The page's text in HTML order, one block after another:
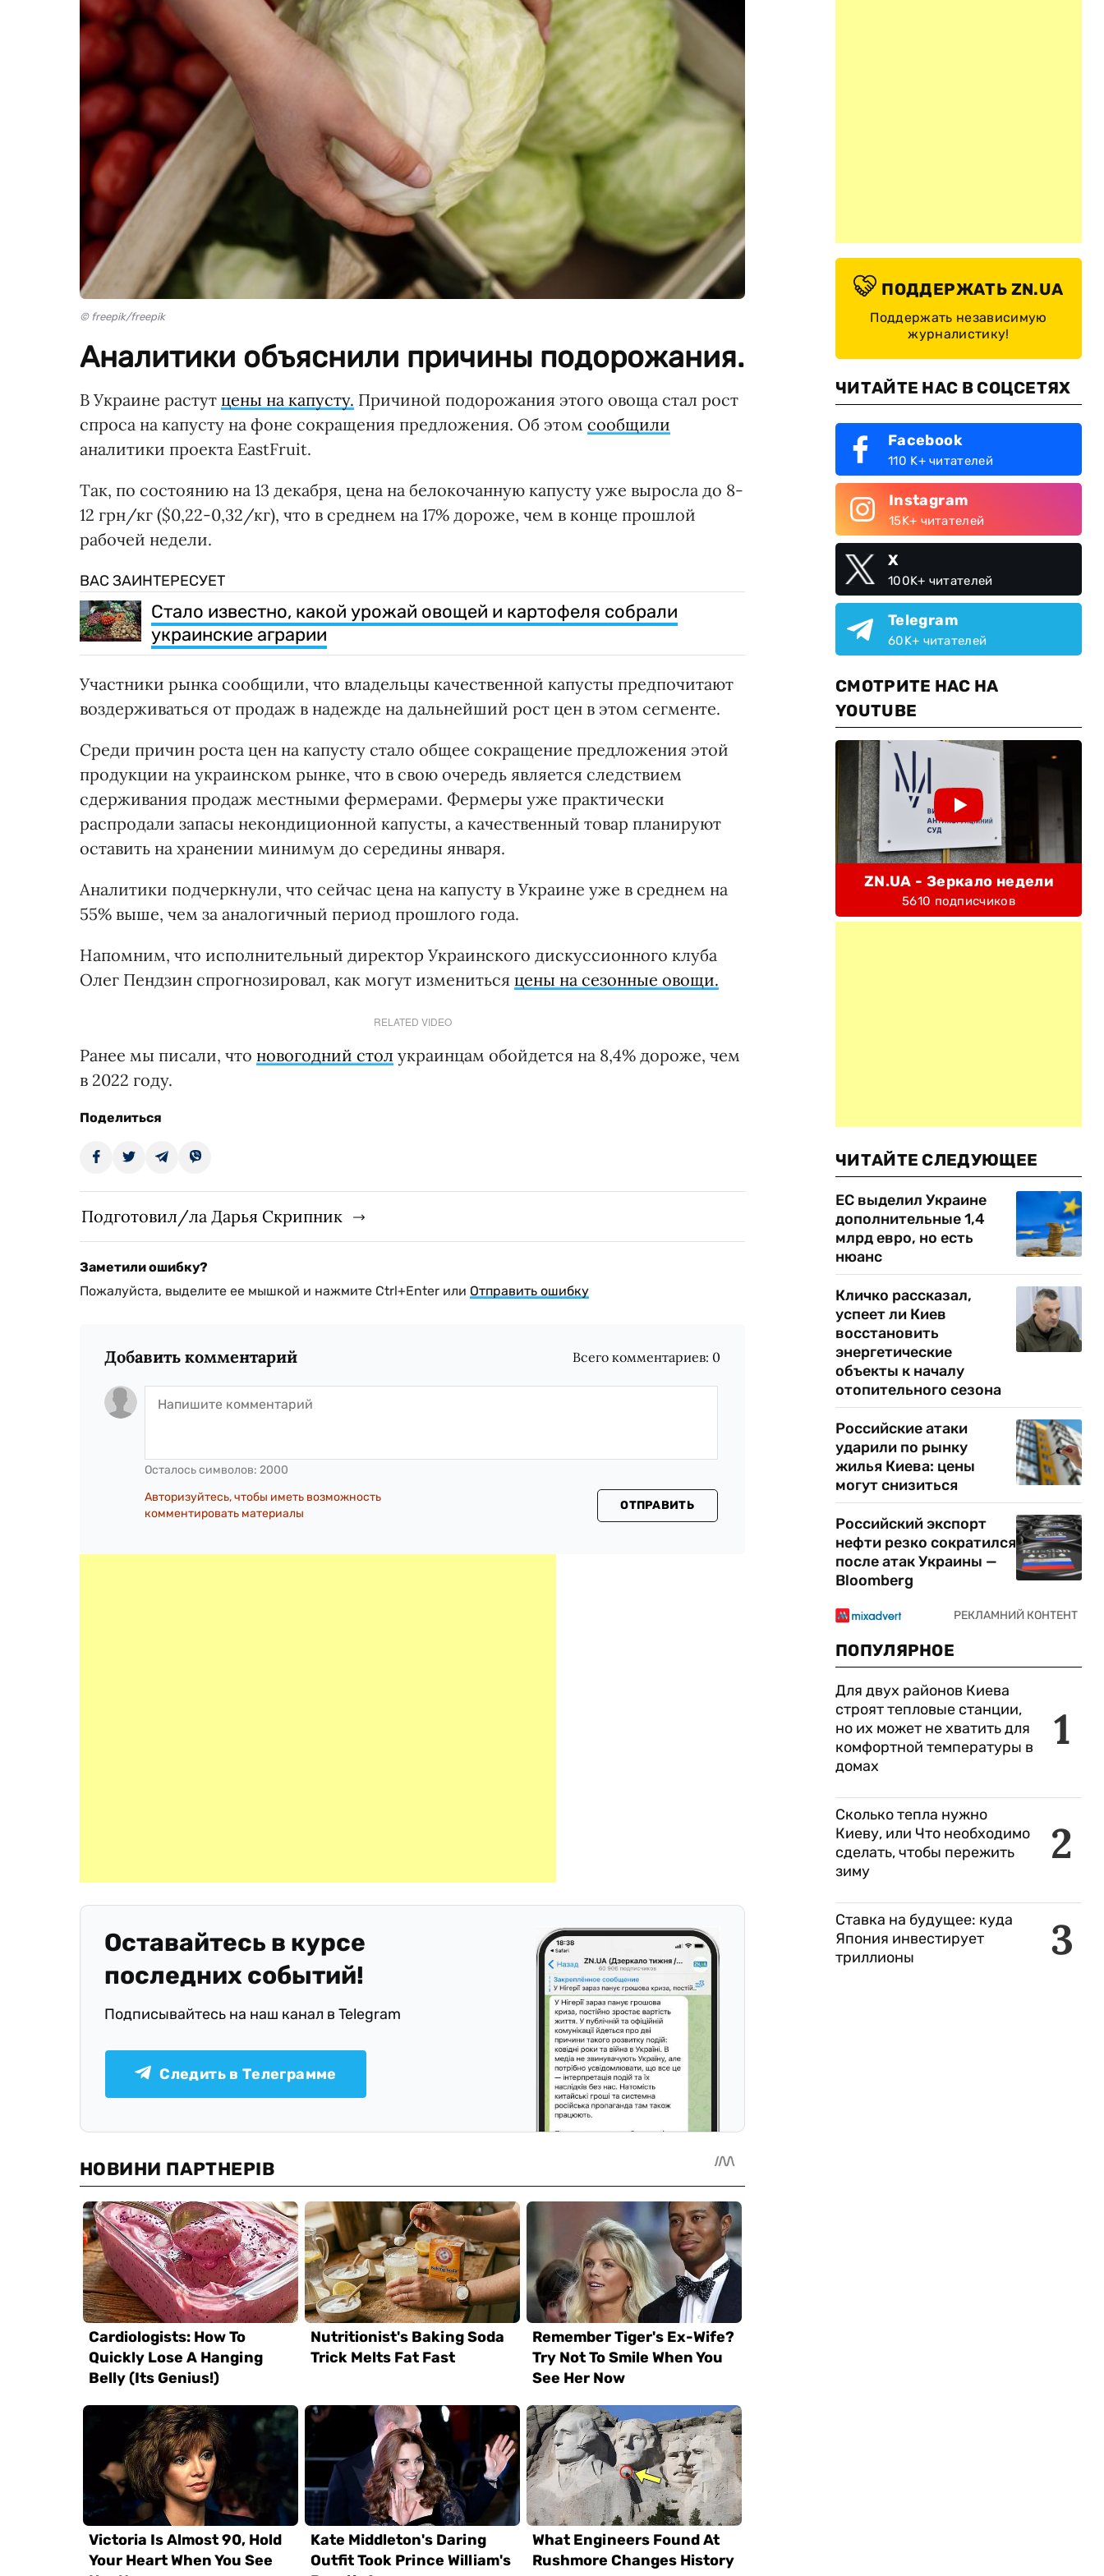
© freepik/freepik
Аналитики объяснили причины подорожания.
В Украине растут цены на капусту. Причиной подорожания этого овоща стал рост
спроса на капусту на фоне сокращения предложения. Об этом сообщили
аналитики проекта EastFruit.
Так, по состоянию на 13 декабря, цена на белокочанную капусту уже выросла до 8-
12 грн/кг ($0,22-0,32/кг), что в среднем на 17% дороже, чем в конце прошлой
рабочей недели.
ВАС ЗАИНТЕРЕСУЕТ
Стало известно, какой урожай овощей и картофеля собрали
украинские аграрии
Участники рынка сообщили, что владельцы качественной капусты предпочитают
воздерживаться от продаж в надежде на дальнейший рост цен в этом сегменте.
Среди причин роста цен на капусту стало общее сокращение предложения этой
продукции на украинском рынке, что в свою очередь является следствием
сдерживания продаж местными фермерами. Фермеры уже практически
распродали запасы некондиционной капусты, а качественный товар планируют
оставить на хранении минимум до середины января.
Аналитики подчеркнули, что сейчас цена на капусту в Украине уже в среднем на
55% выше, чем за аналогичный период прошлого года.
Напомним, что исполнительный директор Украинского дискуссионного клуба
Олег Пендзин спрогнозировал, как могут измениться цены на сезонные овощи.
RELATED VIDEO
Ранее мы писали, что новогодний стол украинцам обойдется на 8,4% дороже, чем
в 2022 году.
Поделиться
Подготовил/ла Дарья Скрипник
Заметили ошибку?
Пожалуйста, выделите ее мышкой и нажмите Ctrl+Enter или Отправить ошибку
Добавить комментарий Всего комментариев: 0
Осталось символов: 2000
Авторизуйтесь, чтобы иметь возможность
комментировать материалы
ОТПРАВИТЬ
Оставайтесь в курсе
последних событий!
Подписывайтесь на наш канал в Telegram
Следить в Телеграмме
ПОДДЕРЖАТЬ ZN.UA
Поддержать независимую
журналистику!
ЧИТАЙТЕ НАС В СОЦСЕТЯХ
Facebook
110 K+ читателей
Instagram
15K+ читателей
X
100K+ читателей
Telegram
60K+ читателей
СМОТРИТЕ НАС НА
YOUTUBE
ZN.UA - Зеркало недели
5610 подписчиков
ЧИТАЙТЕ СЛЕДУЮЩЕЕ
ЕС выделил Украине
дополнительные 1,4
млрд евро, но есть
нюанс
Кличко рассказал,
успеет ли Киев
восстановить
энергетические
объекты к началу
отопительного сезона
Российские атаки
ударили по рынку
жилья Киева: цены
могут снизиться
Российский экспорт
нефти резко сократился
после атак Украины —
Bloomberg
ПОПУЛЯРНОЕ
1
Для двух районов Киева
строят тепловые станции,
но их может не хватить для
комфортной температуры в
домах
2
Сколько тепла нужно
Киеву, или Что необходимо
сделать, чтобы пережить
зиму
3
Ставка на будущее: куда
Япония инвестирует
триллионы